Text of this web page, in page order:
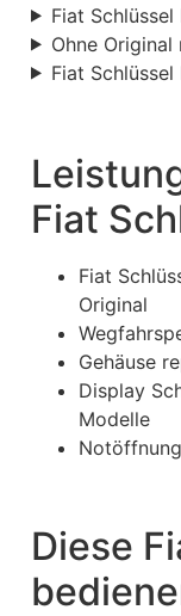
Fiat Schlüssel
Ohne Original
Fiat
Fiat
Fiat
Original
Gehäuse
Display
Modelle
Diese